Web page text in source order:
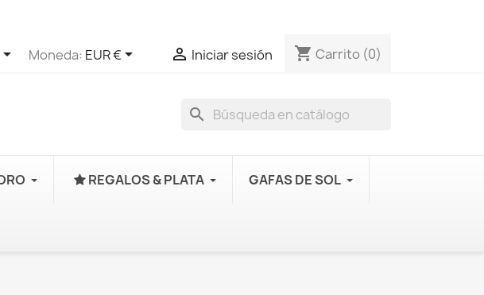
Moneda: EUR €  Iniciar sesión shopping_cart Carrito (0)
search
REGALOS & PLATA GAFAS DE SOL